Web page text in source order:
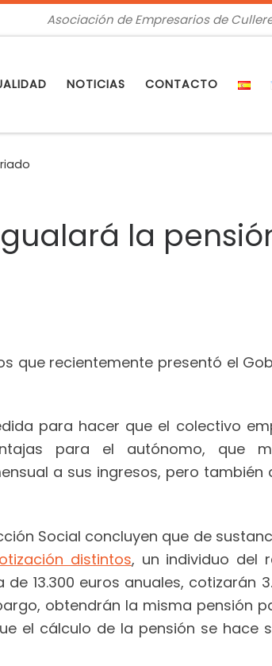
Asociación de Empresarios de
NOTICIAS CONTACTO
la
que recientemente presentó el
para hacer que el colectivo
para el autónomo, que
a sus ingresos, pero también
Social concluyen que de
distintos, un individuo del
13.300 euros anuales, cotizarán
obtendrán la misma pensión
el cálculo de la pensión se hace